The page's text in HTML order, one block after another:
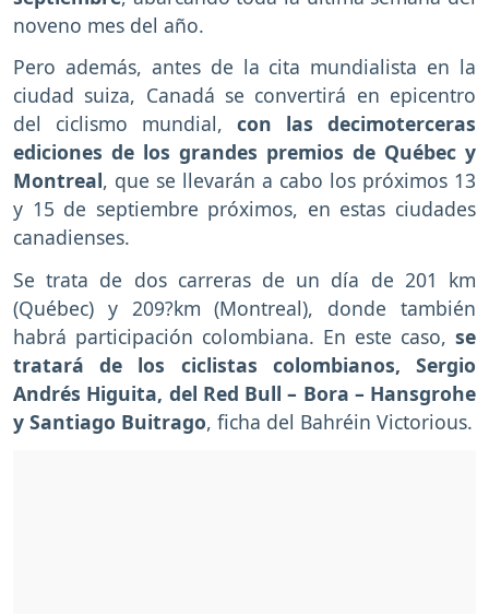
noveno mes del año.
Pero además, antes de la cita mundialista en la
ciudad suiza, Canadá se convertirá en epicentro
del ciclismo mundial, con las decimoterceras
ediciones de los grandes premios de Québec y
Montreal, que se llevarán a cabo los próximos 13
y 15 de septiembre próximos, en estas ciudades
canadienses.
Se trata de dos carreras de un día de 201 km
(Québec) y 209?km (Montreal), donde también
habrá participación colombiana. En este caso, se
tratará de los ciclistas colombianos, Sergio
Andrés Higuita, del Red Bull – Bora – Hansgrohe
y Santiago Buitrago, ficha del Bahréin Victorious.